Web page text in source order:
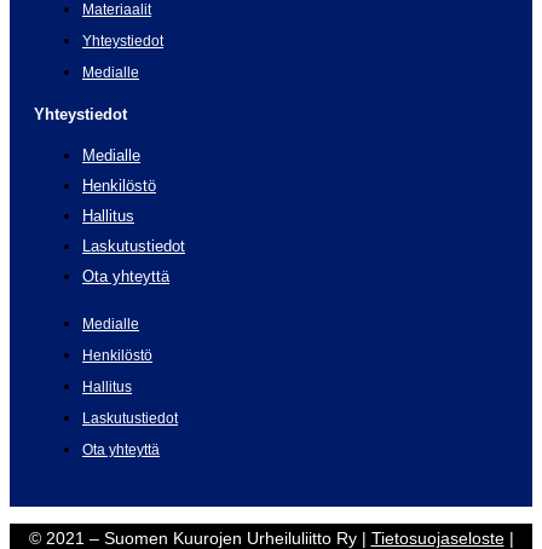
Materiaalit
Yhteystiedot
Medialle
Yhteystiedot
Medialle
Henkilöstö
Hallitus
Laskutustiedot
Ota yhteyttä
Medialle
Henkilöstö
Hallitus
Laskutustiedot
Ota yhteyttä
© 2021 – Suomen Kuurojen Urheiluliitto Ry | Tietosuojaseloste|